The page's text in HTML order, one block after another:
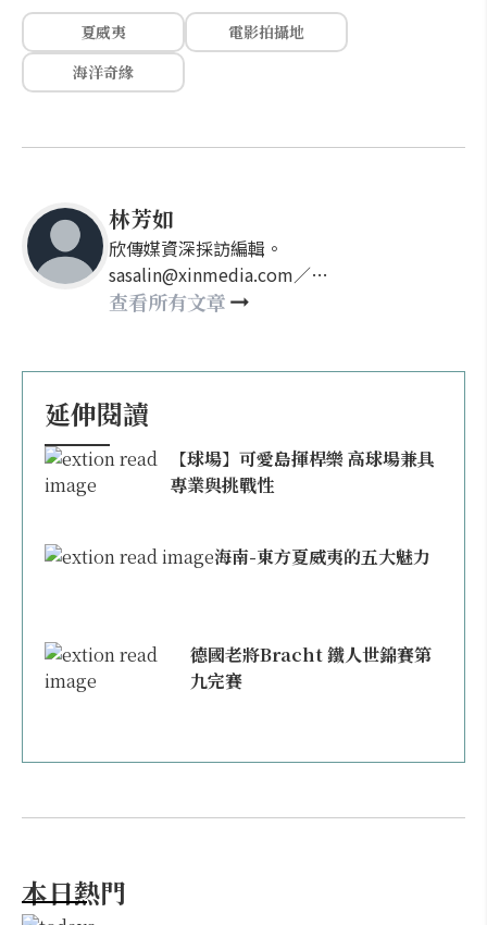
夏威夷
電影拍攝地
海洋奇緣
林芳如
欣傳媒資深採訪編輯。
sasalin@xinmedia.com／
happy21917@gmail.com
查看所有文章
延伸閱讀
【球場】可愛島揮桿樂 高球場兼具
專業與挑戰性
海南-東方夏威夷的五大魅力
德國老將Bracht 鐵人世錦賽第
九完賽
本日熱門